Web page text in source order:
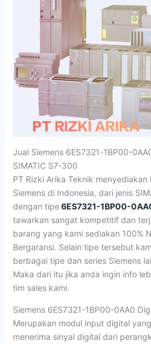
Jual Siemens 6ES7321-1BP00-
SIMATIC S7-300
PT Rizki Arika Teknik
Siemens di Indonesia, dari jenis
dengan tipe6ES7321-1BP00-
tawarkan sangat kompetitif dan
barang yang kami sediakan 100%
Bergaransi. Selain tipe tersebut
berbagai tipe dan series Siemens
Maka dari itu jika anda ingin info
tim sales kami.
Siemens 6ES7321-1BP00-0AA0
Merupakan modul input digital
menerima sinyal digital dari